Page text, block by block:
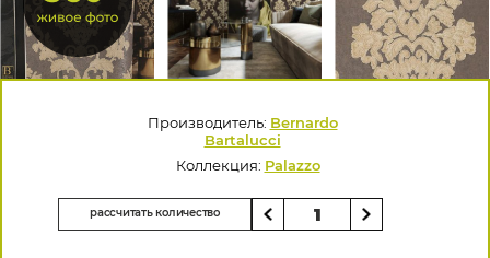
Производитель: Bernardo
Bartalucci
Коллекция: Palazzo
рассчитать количество